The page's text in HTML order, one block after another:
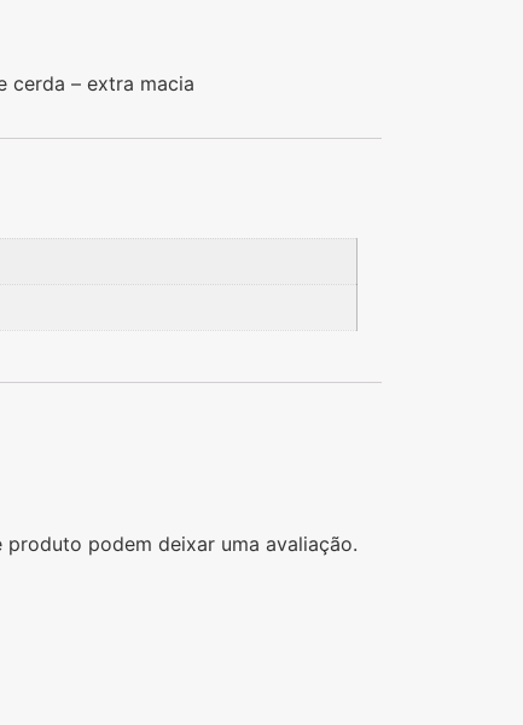
cerda – extra macia
podem deixar uma avaliação.